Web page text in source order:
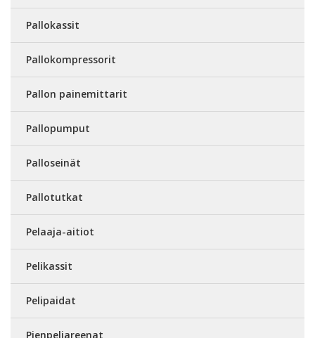
Pallokassit
Pallokompressorit
Pallon painemittarit
Pallopumput
Palloseinät
Pallotutkat
Pelaaja-aitiot
Pelikassit
Pelipaidat
Pienpeliareenat